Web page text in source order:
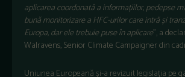
aplicarea coordonată a informațiilor, pedepse
bună monitorizare a HFC-urilor care intră și
Europa, dar ele trebuie puse în aplicare”, a
Walravens, Senior Climate Campaigner din
Uniunea Europeană și-a revizuit legislația pe